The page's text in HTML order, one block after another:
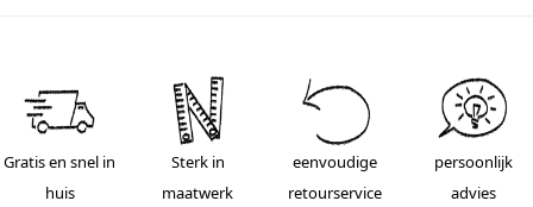
Gratis en snel in
huis
Sterk in
maatwerk
eenvoudige
retourservice
persoonlijk
advies